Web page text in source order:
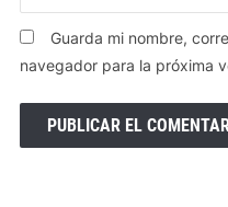
Guarda mi nombre,
navegador para la próxima